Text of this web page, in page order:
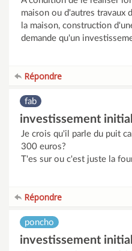
maison ou d'autres travaux
la maison, construction
demande qu'un
Répondre
fab
investissement
Je crois qu'il parle du puit
300 euros?
T'es sur ou c'est juste la
Répondre
poncho
investissement